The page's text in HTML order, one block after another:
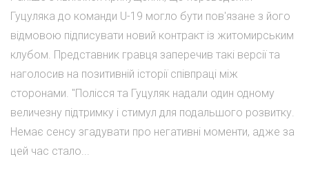
Гуцуляка до команди U-19 могло бути пов'язане з його
відмовою підписувати новий контракт із житомирським
клубом. Представник гравця заперечив такі версії та
наголосив на позитивній історії співпраці між
сторонами. "Полісся та Гуцуляк надали один одному
величезну підтримку і стимул для подальшого розвитку.
Немає сенсу згадувати про негативні моменти, адже за
цей час стало...